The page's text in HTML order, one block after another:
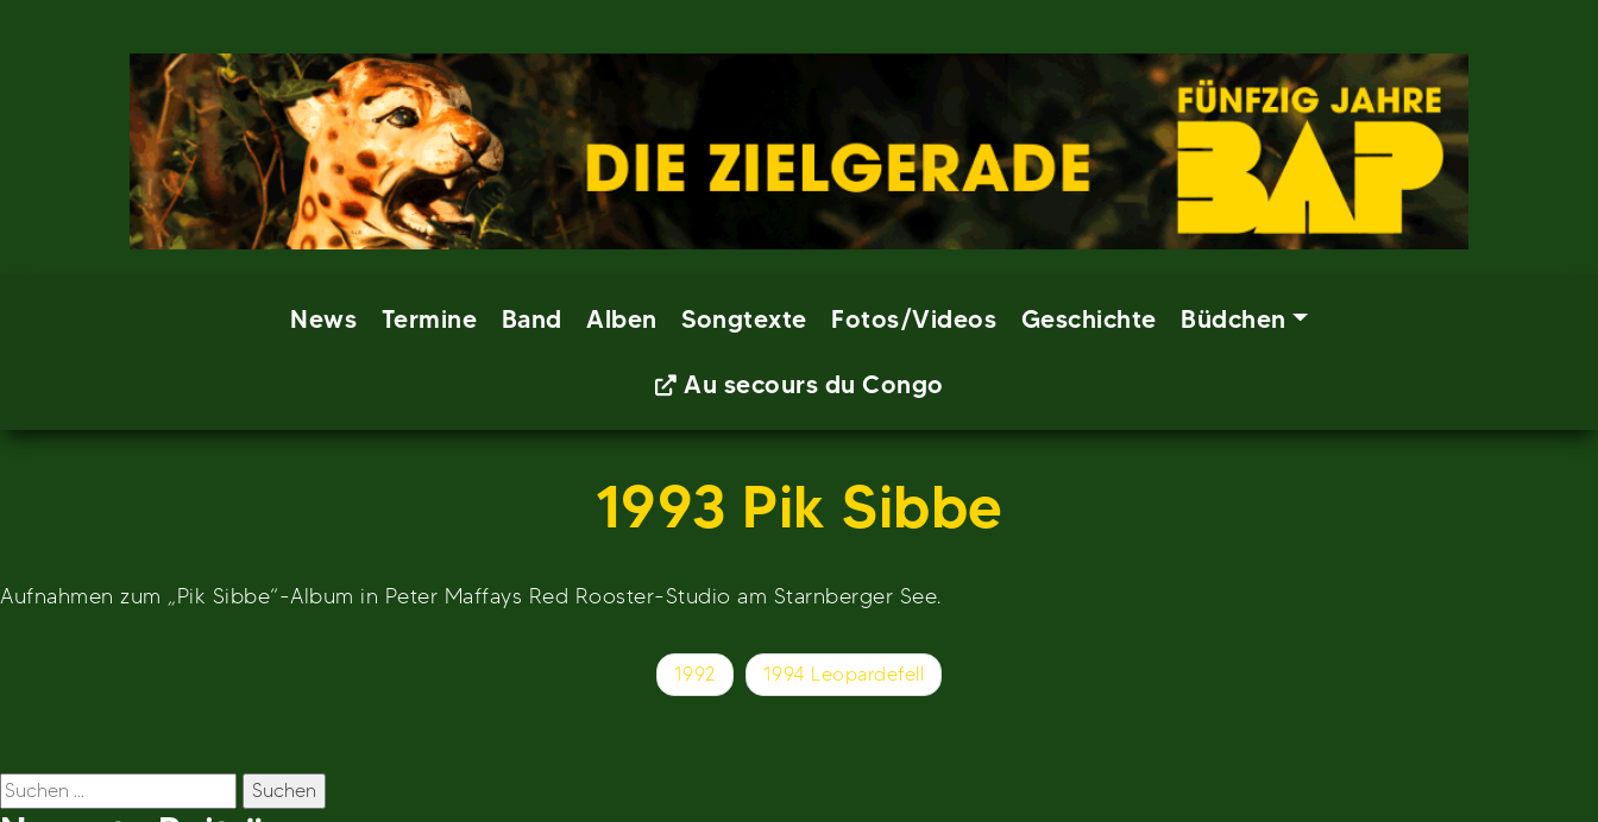
News Termine Band Alben Songtexte Fotos/Videos Geschichte Büdchen
Au secours du Congo
1993 Pik Sibbe
Aufnahmen zum „Pik Sibbe“-Album in Peter Maffays Red Rooster-Studio am Starnberger See.
1992 1994 Leopardefell
Suchen
nach: